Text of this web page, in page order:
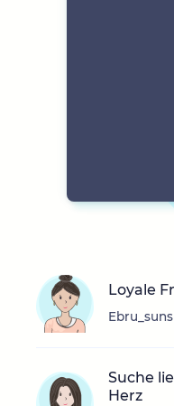
Loyale
Suche
Herz